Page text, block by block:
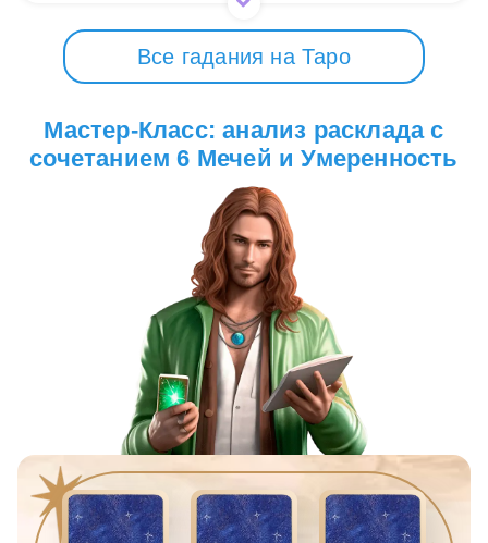
Все гадания на Таро
Мастер-Класс: анализ расклада с
сочетанием 6 Мечей и Умеренность